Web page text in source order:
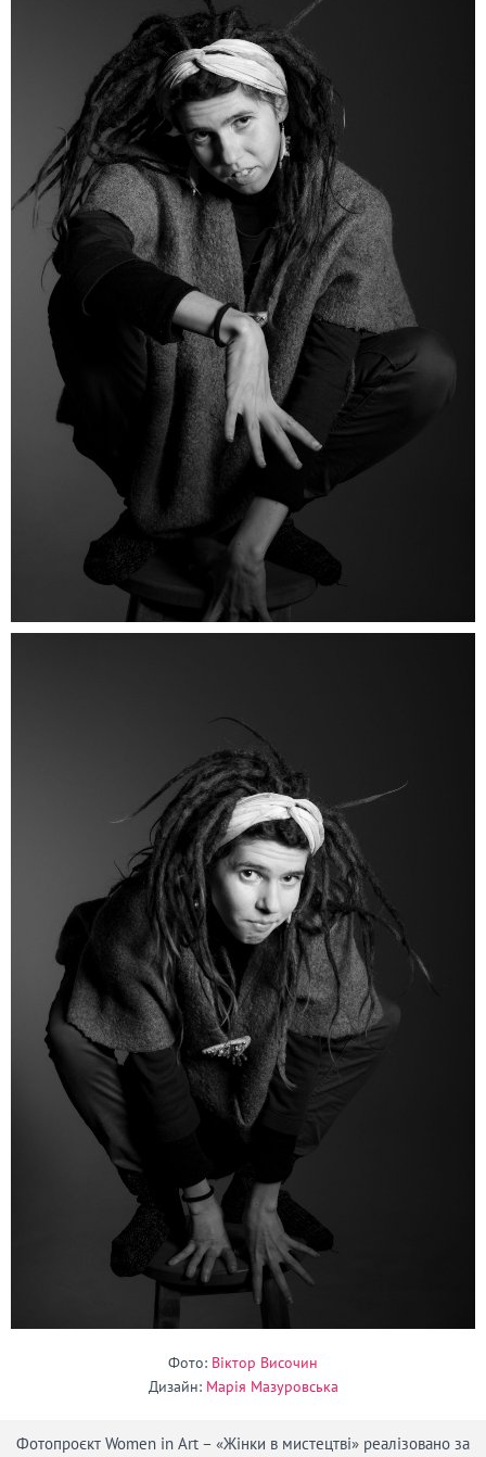
Фото: Віктор Височин
Дизайн: Марія Мазуровська
Фотопроєкт Women in Art – «Жінки в мистецтві» реалізовано за